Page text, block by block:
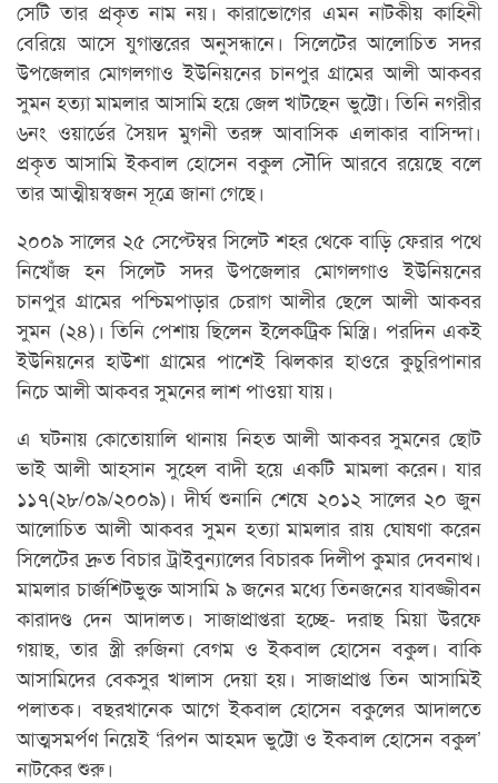
সেটি তার প্রকৃত নাম নয়। কারাভোগের এমন নাটকীয় কাহিনী
বেরিয়ে আসে যুগান্তরের অনুসন্ধানে। সিলেটের আলোচিত সদর
উপজেলার মোগলগাও ইউনিয়নের চানপুর গ্রামের আলী আকবর
সুমন হত্যা মামলার আসামি হয়ে জেল খাটছেন ভুট্টো। তিনি নগরীর
৬নং ওয়ার্ডের সৈয়দ মুগনী তরঙ্গ আবাসিক এলাকার বাসিন্দা।
প্রকৃত আসামি ইকবাল হোসেন বকুল সৌদি আরবে রয়েছে বলে
তার আত্মীয়স্বজন সূত্রে জানা গেছে।
২০০৯ সালের ২৫ সেপ্টেম্বর সিলেট শহর থেকে বাড়ি ফেরার পথে
নিখোঁজ হন সিলেট সদর উপজেলার মোগলগাও ইউনিয়নের
চানপুর গ্রামের পশ্চিমপাড়ার চেরাগ আলীর ছেলে আলী আকবর
সুমন (২৪)। তিনি পেশায় ছিলেন ইলেকট্রিক মিস্ত্রি। পরদিন একই
ইউনিয়নের হাউশা গ্রামের পাশেই ঝিলকার হাওরে কুচুরিপানার
নিচে আলী আকবর সুমনের লাশ পাওয়া যায়।
এ ঘটনায় কোতোয়ালি থানায় নিহত আলী আকবর সুমনের ছোট
ভাই আলী আহসান সুহেল বাদী হয়ে একটি মামলা করেন। যার
১১৭(২৮/০৯/২০০৯)। দীর্ঘ শুনানি শেষে ২০১২ সালের ২০ জুন
আলোচিত আলী আকবর সুমন হত্যা মামলার রায় ঘোষণা করেন
সিলেটের দ্রুত বিচার ট্রাইবুন্যালের বিচারক দিলীপ কুমার দেবনাথ।
মামলার চার্জশিটভুক্ত আসামি ৯ জনের মধ্যে তিনজনের যাবজ্জীবন
কারাদণ্ড দেন আদালত। সাজাপ্রাপ্তরা হচ্ছে- দরাছ মিয়া উরফে
গয়াছ, তার স্ত্রী রুজিনা বেগম ও ইকবাল হোসেন বকুল। বাকি
আসামিদের বেকসুর খালাস দেয়া হয়। সাজাপ্রাপ্ত তিন আসামিই
পলাতক। বছরখানেক আগে ইকবাল হোসেন বকুলের আদালতে
আত্মসমর্পণ নিয়েই ‘রিপন আহমদ ভুট্টো ও ইকবাল হোসেন বকুল’
নাটকের শুরু।